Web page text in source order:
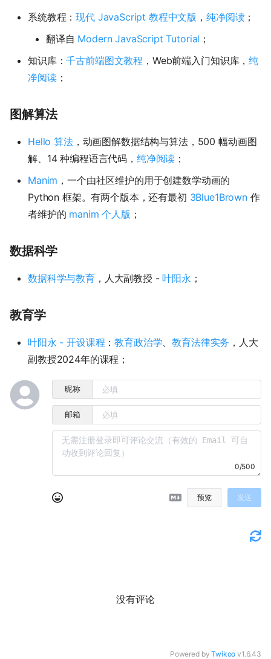
系统教程：现代 JavaScript 教程中文版 ，纯净阅读；
翻译自 Modern JavaScript Tutorial ；
知识库：千古前端图文教程 ，Web前端入门知识库，纯
净阅读；
图解算法
Hello 算法，动画图解数据结构与算法，500 幅动画图
解、14 种编程语言代码， 纯净阅读 ；
Manim ，一个由社区维护的用于创建数学动画的
Python 框架。有两个版本，还有最初 3Blue1Brown作
者维护的 manim 个人版 ；
数据科学
数据科学与教育，人大副教授 -叶阳永 ；
教育学
叶阳永 - 开设课程 ：教育政治学 、教育法律实务 ，人大
副教授2024年的课程；
昵称
邮箱
0/500
预览 发送
没有评论
Powered byTwikoo v1.6.43